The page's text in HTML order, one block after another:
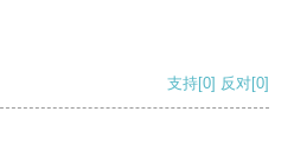
支持[0] 反对[0]